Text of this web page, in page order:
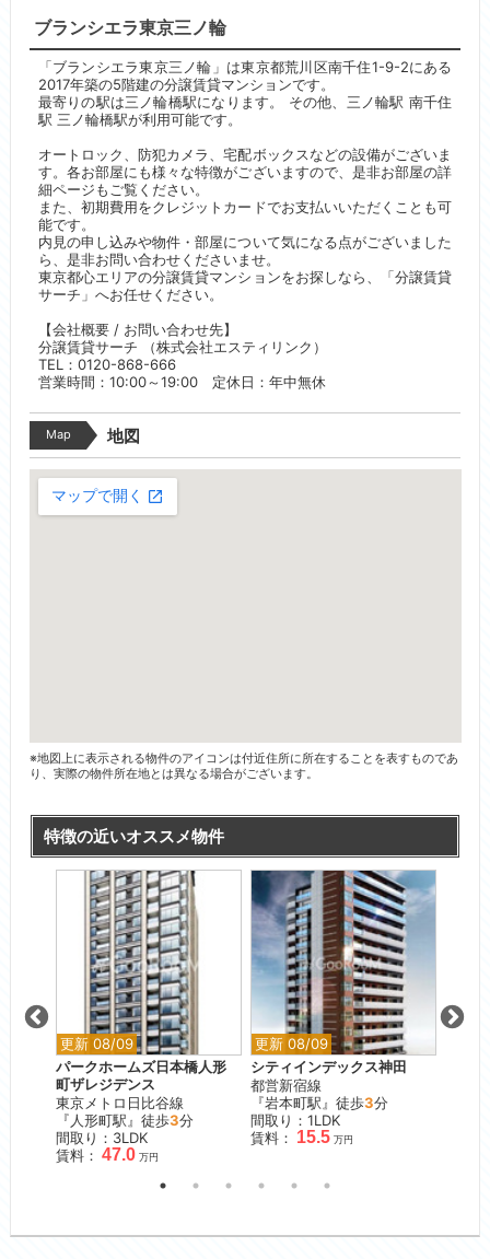
ブランシエラ東京三ノ輪
「ブランシエラ東京三ノ輪」は東京都荒川区南千住1-9-2にある
2017年築の5階建の分譲賃貸マンションです。
最寄りの駅は三ノ輪橋駅になります。 その他、三ノ輪駅 南千住
駅 三ノ輪橋駅が利用可能です。
オートロック、防犯カメラ、宅配ボックスなどの設備がございま
す。各お部屋にも様々な特徴がございますので、是非お部屋の詳
細ページもご覧ください。
また、初期費用をクレジットカードでお支払いいただくことも可
能です。
内見の申し込みや物件・部屋について気になる点がございました
ら、是非お問い合わせくださいませ。
東京都心エリアの分譲賃貸マンションをお探しなら、「分譲賃貸
サーチ」へお任せください。
【会社概要 / お問い合わせ先】
分譲賃貸サーチ （株式会社エスティリンク）
TEL：0120-868-666
営業時間：10:00～19:00 定休日：年中無休
Map 地図
※地図上に表示される物件のアイコンは付近住所に所在することを表すものであ
り、実際の物件所在地とは異なる場合がございます。
特徴の近いオススメ物件
更新 08/09
パークホームズ日本橋人形
町ザレジデンス
東京メトロ日比谷線
『人形町駅』徒歩3分
間取り：3LDK
賃料： 47.0 万円
更新 08/09
シティインデックス神田
都営新宿線
『岩本町駅』徒歩3分
間取り：1LDK
賃料： 15.5 万円